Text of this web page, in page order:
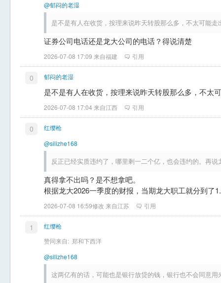
@郁闷的老湿
是不是有人在收货，按理来说昨天转股那么多，不太可能
证券公司电话还是龙大公司的电话？得说清楚
2026-07-08 17:09 来自福建 引用
0 郁闷的老湿
是不是有人在收货，按理来说昨天转股那么多，不太
2026-07-08 17:04 来自江西 引用
0
红缨枪
@silizhe168
反正已经实质违约了，哪里剩一二个亿，也会违约的。再
真得拿不出吗？是不想拿吧。
根据龙大2026一季度的财报，当期龙大职工就分到了
2026-07-08 16:59修改 来自江苏 引用
1
红缨枪
赞同来自: 郑和下西洋
@silizhe168
这两亿有的话，可能也是银行放贷的钱，银行也不会同意用